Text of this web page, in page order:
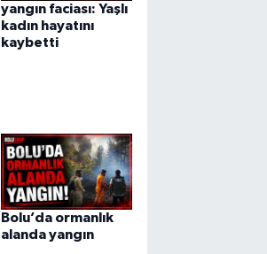
yangın faciası: Yaşlı
kadın hayatını
kaybetti
Bolu’da ormanlık
alanda yangın